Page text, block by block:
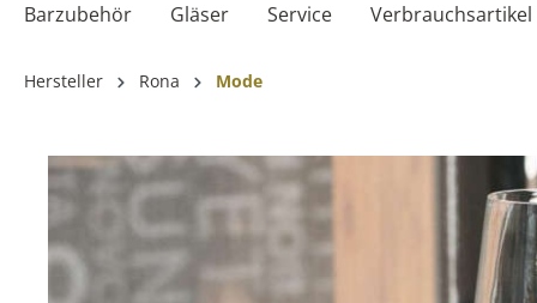
Barzubehör Gläser Service Verbrauchsartikel
Hersteller Rona Mode